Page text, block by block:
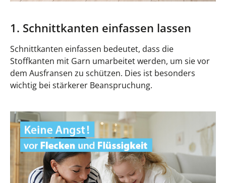
1. Schnittkanten einfassen lassen
Schnittkanten einfassen bedeutet, dass die
Stoffkanten mit Garn umarbeitet werden, um sie vor
dem Ausfransen zu schützen. Dies ist besonders
wichtig bei stärkerer Beanspruchung.